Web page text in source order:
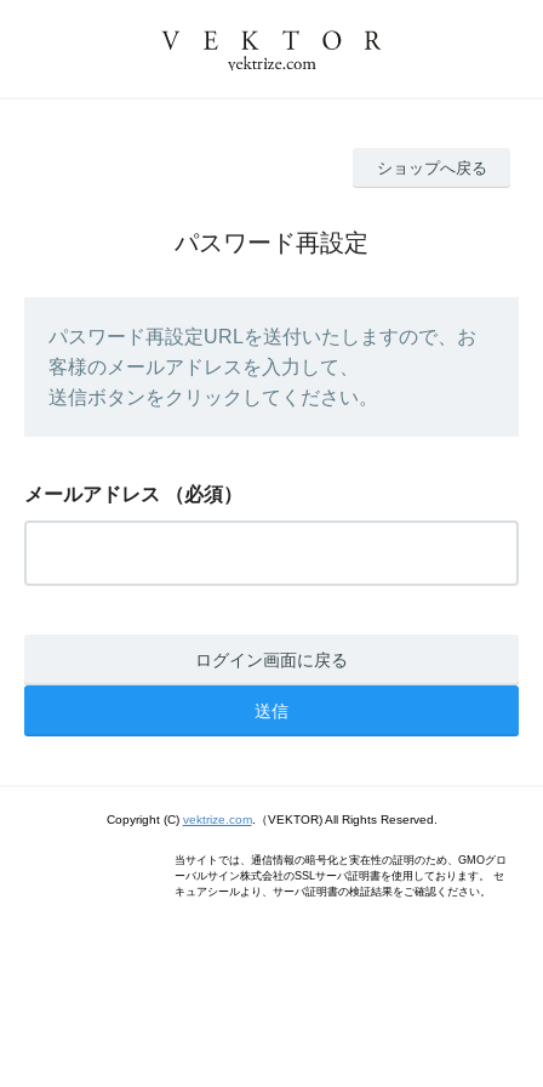
ショップへ戻る
パスワード再設定
パスワード再設定URLを送付いたしますので、お
客様のメールアドレスを入力して、
送信ボタンをクリックしてください。
メールアドレス （必須）
ログイン画面に戻る
Copyright (C) vektrize.com.（VEKTOR) All Rights Reserved.
当サイトでは、通信情報の暗号化と実在性の証明のため、GMOグロ
ーバルサイン株式会社のSSLサーバ証明書を使用しております。 セ
キュアシールより、サーバ証明書の検証結果をご確認ください。